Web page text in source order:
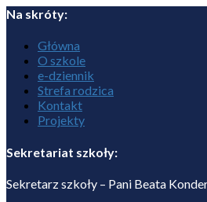
Na skróty:
Główna
O szkole
e-dziennik
Strefa rodzica
Kontakt
Projekty
Sekretariat szkoły:
Sekretarz szkoły – Pani Beata